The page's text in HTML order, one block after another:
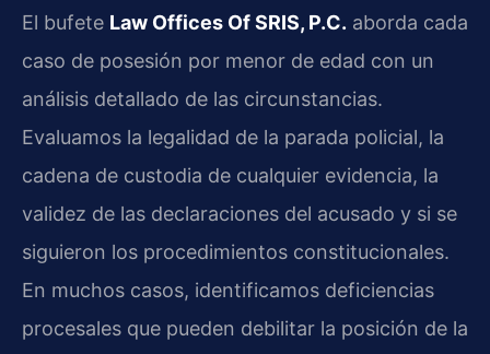
El bufete Law Offices Of SRIS, P.C. aborda cada
caso de posesión por menor de edad con un
análisis detallado de las circunstancias.
Evaluamos la legalidad de la parada policial, la
cadena de custodia de cualquier evidencia, la
validez de las declaraciones del acusado y si se
siguieron los procedimientos constitucionales.
En muchos casos, identificamos deficiencias
procesales que pueden debilitar la posición de la